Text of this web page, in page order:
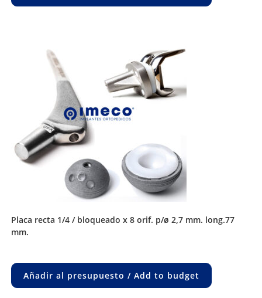
placa recta 1/4 / bloqueado x 8 orif. p/ø 2,7 mm. long.77
mm.
Añadir al presupuesto / Add to budget